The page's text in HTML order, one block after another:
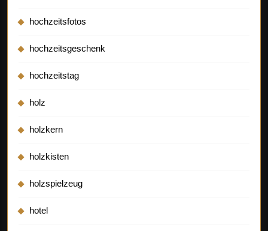
hochzeitsfotos
hochzeitsgeschenk
hochzeitstag
holz
holzkern
holzkisten
holzspielzeug
hotel